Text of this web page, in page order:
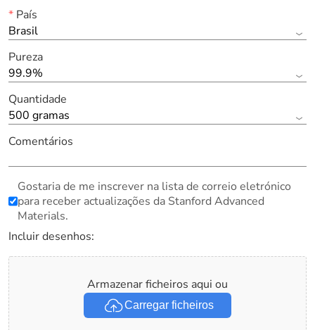
*País
Brasil
Pureza
99.9%
Quantidade
500 gramas
Comentários
Gostaria de me inscrever na lista de correio eletrónico
para receber actualizações da Stanford Advanced
Materials.
Incluir desenhos:
Armazenar ficheiros aqui ou
Carregar ficheiros